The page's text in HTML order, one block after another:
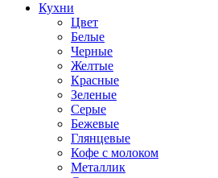
Кухни
Цвет
Белые
Черные
Желтые
Красные
Зеленые
Серые
Бежевые
Глянцевые
Кофе с молоком
Металлик